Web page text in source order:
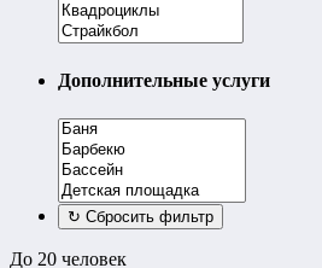
Дополнительные услуги
До 20 человек